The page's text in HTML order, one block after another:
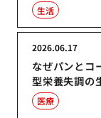
生活
なぜパンとコ
型栄養失調の
2026.06.17
医療